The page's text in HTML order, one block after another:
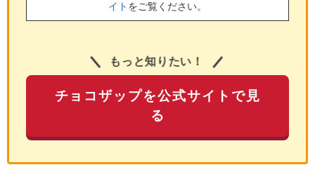
イト をご覧ください。
もっと知りたい！
チョコザップを公式サイトで見
る